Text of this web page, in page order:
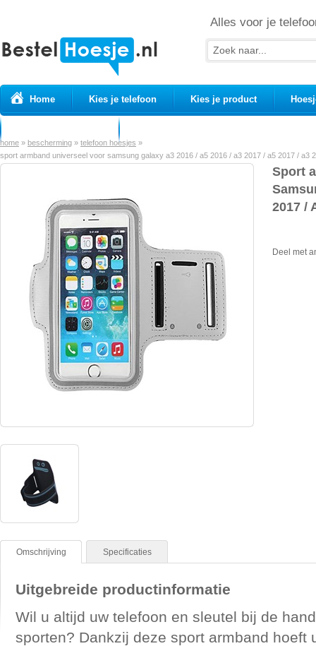
Alles voor je
Home Kies je telefoon Kies je product
home » bescherming » telefoon hoesjes »
sport armband universeel voor samsung galaxy a3 2016 / a5 2016 / a3 2017 / a5 2017 / a3
Sport
2017 /
Deel met
Omschrijving Specificaties
Uitgebreide productinformatie
Wil u altijd uw telefoon en sleutel bij de
sporten? Dankzij deze sport armband hoeft